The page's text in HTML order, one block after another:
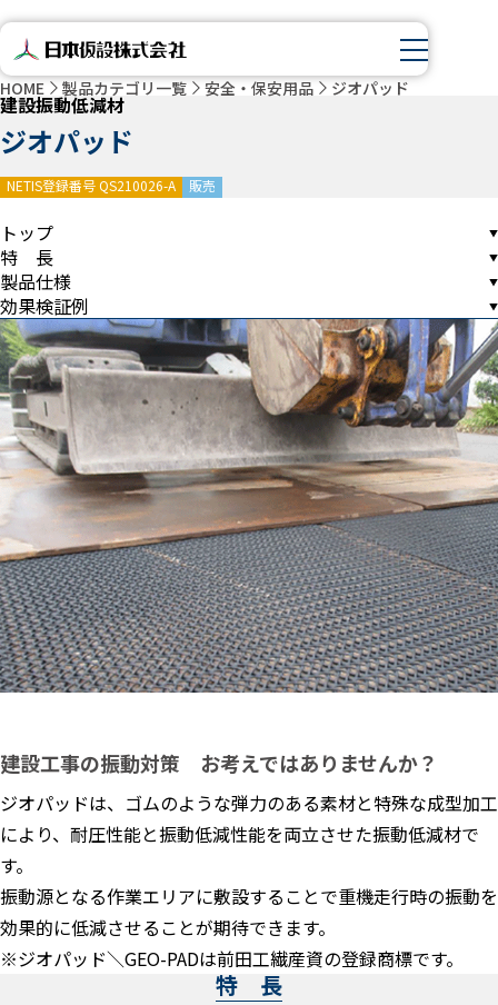
HOME 製品カテゴリ一覧 安全・保安用品 ジオパッド
建設振動低減材
ジオパッド
NETIS登録番号 QS210026-A 販売
トップ
特 長
製品仕様
効果検証例
建設工事の振動対策 お考えではありませんか？
ジオパッドは、ゴムのような弾力のある素材と特殊な成型加工
により、耐圧性能と振動低減性能を両立させた振動低減材で
す。
振動源となる作業エリアに敷設することで重機走行時の振動を
効果的に低減させることが期待できます。
※ジオパッド＼GEO-PADは前田工繊産資の登録商標です。
特 長